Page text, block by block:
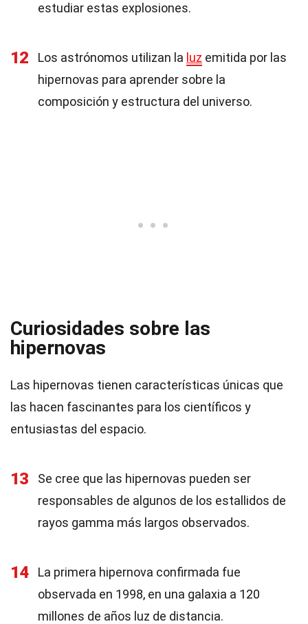
estudiar estas explosiones.
12 Los astrónomos utilizan la luz emitida por las
hipernovas para aprender sobre la
composición y estructura del universo.
Curiosidades sobre las
hipernovas
Las hipernovas tienen características únicas que
las hacen fascinantes para los científicos y
entusiastas del espacio.
13
Se cree que las hipernovas pueden ser
responsables de algunos de los estallidos de
rayos gamma más largos observados.
14
La primera hipernova confirmada fue
observada en 1998, en una galaxia a 120
millones de años luz de distancia.